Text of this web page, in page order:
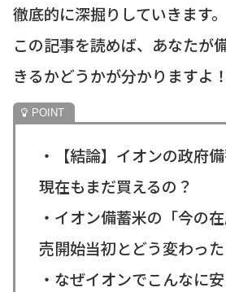
徹底的に深掘りしていきます。
この記事を読めば、あなたが
きるかどうかが分かりますよ！
・【結論】イオンの政府
現在もまだ買えるの？
・イオン備蓄米の「今の
売開始当初とどう変わった
・なぜイオンでこんなに